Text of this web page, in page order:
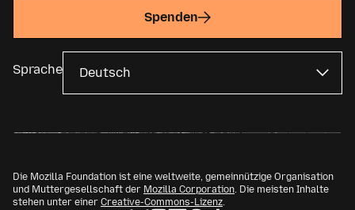
Spenden
Sprache
Die Mozilla Foundation ist eine weltweite, gemeinnützige Organisation
und Muttergesellschaft der Mozilla Corporation. Die meisten Inhalte
stehen unter einer Creative-Commons-Lizenz.